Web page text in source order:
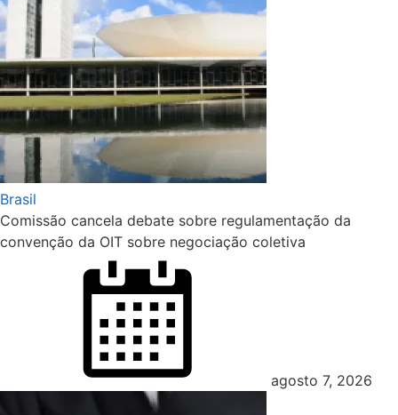
Brasil
Comissão cancela debate sobre regulamentação da
convenção da OIT sobre negociação coletiva
agosto 7, 2026